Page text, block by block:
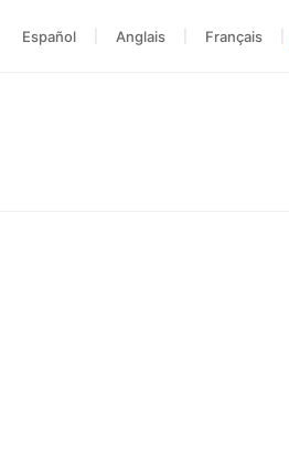
Français
Anglais
Español